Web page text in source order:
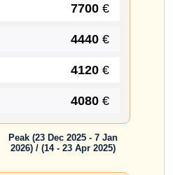
7700 €
4440 €
4120 €
4080 €
Peak (23 Dec 2025 - 7 Jan
2026) / (14 - 23 Apr 2025)